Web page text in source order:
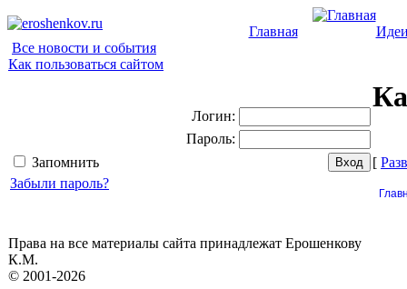
Главная
Все новости и события
Как пользоваться сайтом
Логин:
Пароль:
Запомнить
Забыли пароль?
[
Права на все материалы сайта принадлежат Ерошенкову
К.М.
© 2001-2026